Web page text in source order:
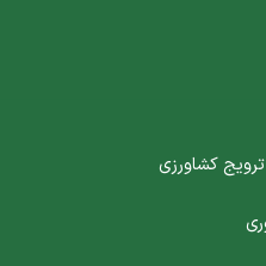
کشاورزی